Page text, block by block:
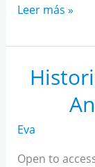
Historia
Rendimiento
Andalucía
marzo
Leer más »
Eva
Open to